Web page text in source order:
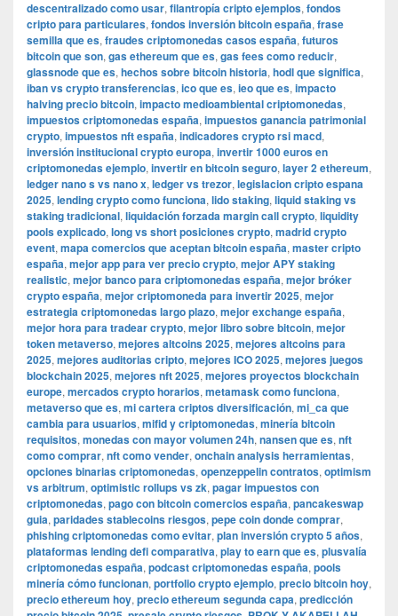
descentralizado como usar, filantropía cripto ejemplos, fondos
cripto para particulares, fondos inversión bitcoin españa, frase
semilla que es, fraudes criptomonedas casos españa, futuros
bitcoin que son, gas ethereum que es, gas fees como reducir,
glassnode que es, hechos sobre bitcoin historia, hodl que significa,
iban vs crypto transferencias, ico que es, ieo que es, impacto
halving precio bitcoin, impacto medioambiental criptomonedas,
impuestos criptomonedas españa, impuestos ganancia patrimonial
crypto, impuestos nft españa, indicadores crypto rsi macd,
inversión institucional crypto europa, invertir 1000 euros en
criptomonedas ejemplo, invertir en bitcoin seguro, layer 2 ethereum,
ledger nano s vs nano x, ledger vs trezor, legislacion cripto espana
2025, lending crypto como funciona, lido staking, liquid staking vs
staking tradicional, liquidación forzada margin call crypto, liquidity
pools explicado, long vs short posiciones crypto, madrid crypto
event, mapa comercios que aceptan bitcoin españa, master cripto
españa, mejor app para ver precio crypto, mejor APY staking
realistic, mejor banco para criptomonedas españa, mejor bróker
crypto españa, mejor criptomoneda para invertir 2025, mejor
estrategia criptomonedas largo plazo, mejor exchange españa,
mejor hora para tradear crypto, mejor libro sobre bitcoin, mejor
token metaverso, mejores altcoins 2025, mejores altcoins para
2025, mejores auditorias cripto, mejores ICO 2025, mejores juegos
blockchain 2025, mejores nft 2025, mejores proyectos blockchain
europe, mercados crypto horarios, metamask como funciona,
metaverso que es, mi cartera criptos diversificación, mi_ca que
cambia para usuarios, mifid y criptomonedas, minería bitcoin
requisitos, monedas con mayor volumen 24h, nansen que es, nft
como comprar, nft como vender, onchain analysis herramientas,
opciones binarias criptomonedas, openzeppelin contratos, optimism
vs arbitrum, optimistic rollups vs zk, pagar impuestos con
criptomonedas, pago con bitcoin comercios españa, pancakeswap
guia, paridades stablecoins riesgos, pepe coin donde comprar,
phishing criptomonedas como evitar, plan inversión crypto 5 años,
plataformas lending defi comparativa, play to earn que es, plusvalía
criptomonedas españa, podcast criptomonedas españa, pools
minería cómo funcionan, portfolio crypto ejemplo, precio bitcoin hoy,
precio ethereum hoy, precio ethereum segunda capa, predicción